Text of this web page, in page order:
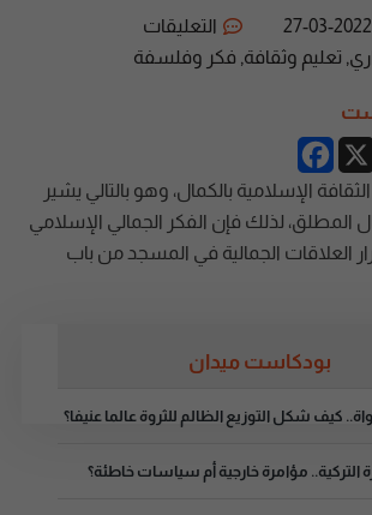
2022-
التعليقات
, تعليم وثقافة, فكر وفلسفة
الإسلامية بالكمال، وهو بالتالي يشير
المطلق، لذلك فإن الفكر الجمالي الإسلامي
العلاقات الجمالية في المسجد من باب
بودكاست ميدان
كيف شكل التوزيع الظالم للثروة عالما عنيفا؟
التركية.. مؤامرة خارجية أم سياسات خاطئة؟